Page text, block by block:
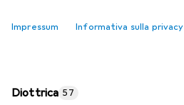
Impressum Informativa sulla privacy
Diottrica 57